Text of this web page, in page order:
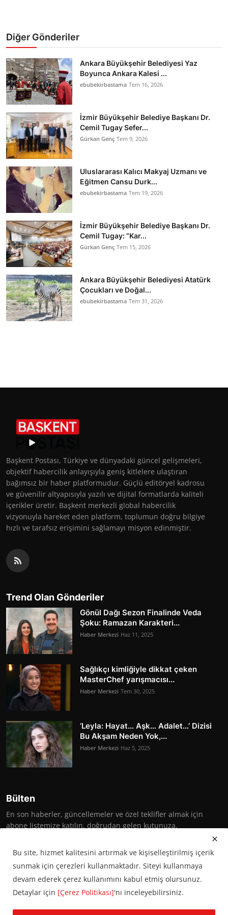
Diğer Gönderiler
Ankara Büyükşehir Belediyesi Yaz
Boyunca Ankara Kalesi ...
ebubekirbastama Tem 16, 2026
İzmir Büyükşehir Belediye Başkanı Dr.
Cemil Tugay Sefer...
Gürkan Genç Tem 9, 2026
Uluslararası Kalıcı Makyaj Uzmanı ve
Eğitmen Cansu Durk...
ebubekirbastama Tem 19, 2026
İzmir Büyükşehir Belediye Başkanı Dr.
Cemil Tugay: “Kar...
Gürkan Genç Tem 15, 2026
Ankara Büyükşehir Belediyesi Atatürk
Çocukları ve Doğal...
ebubekirbastama Tem 31, 2026
Başkent Postası, Türkiye ve dünyadaki güncel gelişmeleri,
objektif habercilik anlayışıyla geniş kitlelere ulaştıran
bağımsız bir haber platformudur. Güçlü editöryel kadrosu
ve güvenilir altyapısıyla yazılı ve dijital formatlarda kaliteli
içerikler üretir. Başkent merkezli global habercilik
vizyonuyla hareket eden platform, toplumun doğru bilgiye
hızlı ve tarafsız erişimini sağlamayı misyon edinmiştir.
Trend Olan Gönderiler
Gönül Dağı Sezon Finalinde Veda
Şoku: Ramazan Karakteri...
Haber Merkezi Haz 11, 2025
Sağlıkçı kimliğiyle dikkat çeken
MasterChef yarışmacısı...
Haber Merkezi Tem 30, 2025
‘Leyla: Hayat… Aşk… Adalet…’ Dizisi
Bu Akşam Neden Yok,...
Haber Merkezi Haz 5, 2025
Bülten
En son haberler, güncellemeler ve özel teklifler almak için
abone listemize katılın, doğrudan gelen kutunuza.
Abone Ol
Bu site, hizmet kalitesini artırmak ve kişiselleştirilmiş içerik
sunmak için çerezleri kullanmaktadır. Siteyi kullanmaya
devam ederek çerez kullanımını kabul etmiş olursunuz.
Detaylar için [Çerez Politikası]'nı inceleyebilirsiniz.